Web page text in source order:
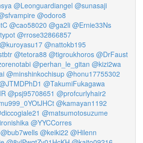
@Leonguardiangel @sunasaji
@odoro8
@cao58020 @ga2li @Ernie33Ns
@rrose32866857
@kuroyasu17 @nattokb195
@tetora88 @tigroukhoros @DrFaust
@perhan_le_gitan @kizi2wa
@minshinkochisup @honu17755302
@TakumiFukagawa
@psj95708651 @profcurlyhair2
@kamayan1192
@matsumotosuzume
@YYCCorres
@bub7wells @keiki22 @Hilenn